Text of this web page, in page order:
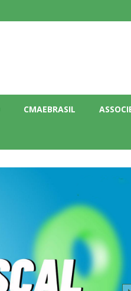
CMAEBRASIL